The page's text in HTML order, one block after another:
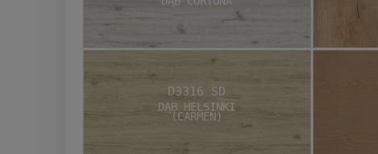
Dąb Helsinki
(Carmen)
D3316 SD